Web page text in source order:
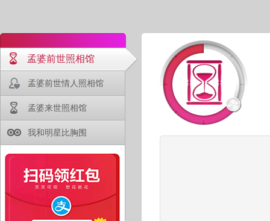
孟婆前世照相馆
孟婆前世情人照相馆
孟婆来世照相馆
我和明星比胸围